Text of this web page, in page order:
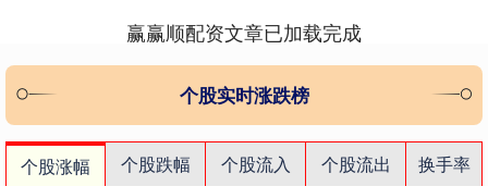
赢赢顺配资文章已加载完成
个股实时涨跌榜
个股涨幅 个股跌幅 个股流入 个股流出
换手率